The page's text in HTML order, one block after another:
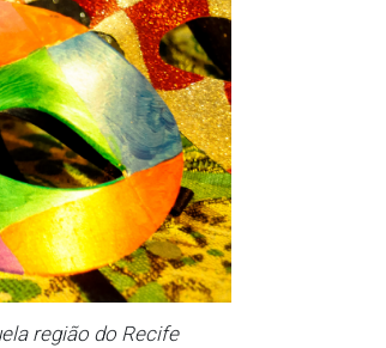
Urbana da Cidade do Recife
vias públicas, sobretudo nos locais
nos entornos, além de adotar as
da iluminação pública nesses
nos locais de maior concentração
de Justiça de Defesa da
e do Patrimônio Histórico-
apresentando razões